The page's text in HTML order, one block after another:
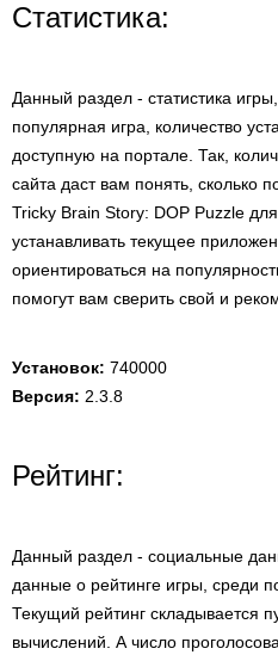
Статистика:
Данный раздел - статистика
популярная игра, количество
доступную на портале. Так,
сайта даст вам понять, сколько
Tricky Brain Story: DOP Puzzle
устанавливать текущее
ориентироваться на
помогут вам сверить свой и
Установок: 740000
Версия: 2.3.8
Рейтинг:
Данный раздел - социальные
данные о рейтинге игры, среди
Текущий рейтинг складывается
вычислений. А число